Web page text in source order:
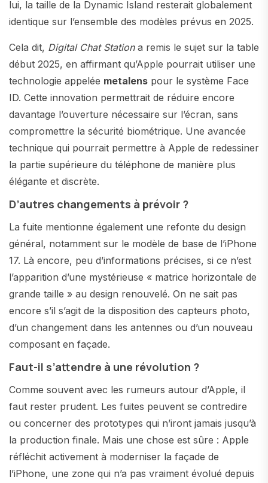
lui, la taille de la Dynamic Island resterait globalement
identique sur l’ensemble des modèles prévus en 2025.
Cela dit, Digital Chat Stationa remis le sujet sur la table
début 2025, en affirmant qu’Apple pourrait utiliser une
technologie appelée metalens pour le système Face
ID. Cette innovation permettrait de réduire encore
davantage l’ouverture nécessaire sur l’écran, sans
compromettre la sécurité biométrique. Une avancée
technique qui pourrait permettre à Apple de redessiner
la partie supérieure du téléphone de manière plus
élégante et discrète.
D’autres changements à prévoir ?
La fuite mentionne également une refonte du design
général, notamment sur le modèle de base de l’iPhone
17. Là encore, peu d’informations précises, si ce n’est
l’apparition d’une mystérieuse « matrice horizontale de
grande taille » au design renouvelé. On ne sait pas
encore s’il s’agit de la disposition des capteurs photo,
d’un changement dans les antennes ou d’un nouveau
composant en façade.
Faut-il s’attendre à une révolution ?
Comme souvent avec les rumeurs autour d’Apple, il
faut rester prudent. Les fuites peuvent se contredire
ou concerner des prototypes qui n’iront jamais jusqu’à
la production finale. Mais une chose est sûre : Apple
réfléchit activement à moderniser la façade de
l’iPhone, une zone qui n’a pas vraiment évolué depuis